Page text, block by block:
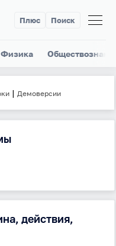
Плюс Поиск
Физика
| Демоверсии
действия,